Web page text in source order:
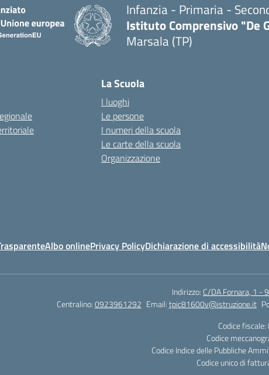
Infanzia - Primaria -
Istituto Comprensivo "De
Marsala (TP)
La Scuola
I luoghi
Le persone
I numeri della scuola
Le carte della scuola
Organizzazione
Albo onlinePrivacy PolicyDichiarazione di accessibilità
Indirizzo: C/DA Fornara, 1 -
Centralino:0923961292 Email:tpic81600v@istruzione.it
Codice
Codice
Codice Indice delle Pubbliche
Codice unico di